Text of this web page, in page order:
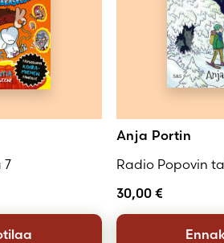
7
Anja Portin
Radio Popovin
30,00 €